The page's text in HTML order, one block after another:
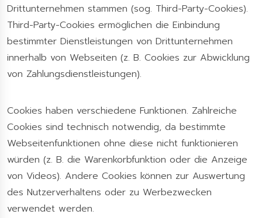
Drittunternehmen stammen (sog. Third-Party-Cookies).
Third-Party-Cookies ermöglichen die Einbindung
bestimmter Dienstleistungen von Drittunternehmen
innerhalb von Webseiten (z. B. Cookies zur Abwicklung
von Zahlungsdienstleistungen).
Cookies haben verschiedene Funktionen. Zahlreiche
Cookies sind technisch notwendig, da bestimmte
Webseitenfunktionen ohne diese nicht funktionieren
würden (z. B. die Warenkorbfunktion oder die Anzeige
von Videos). Andere Cookies können zur Auswertung
des Nutzerverhaltens oder zu Werbezwecken
verwendet werden.